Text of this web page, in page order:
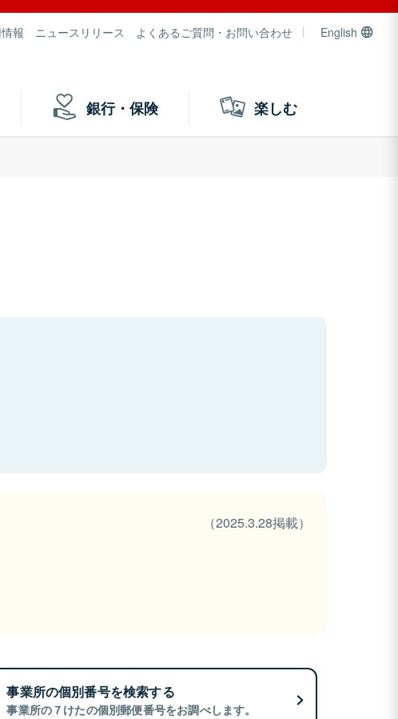
報 ニュースリリース よくあるご質問・お問い合わせ English
銀行・保険 楽しむ
（2025.3.28掲載）
事業所の個別番号を検索する
事業所の７けたの個別郵便番号をお調べします。